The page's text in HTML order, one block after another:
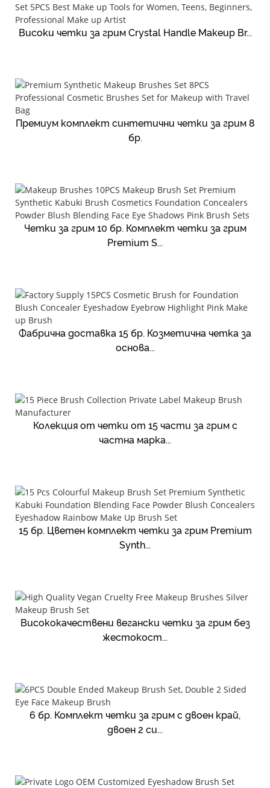
Високи четки за грим Crystal Handle Makeup Br...
Премиум комплект синтетични четки за грим 8
бр.
Четки за грим 10 бр. Комплект четки за грим
Premium S...
Фабрична доставка 15 бр. Козметична четка за
основа...
Колекция от четки от 15 части за грим с
частна марка...
15 бр. Цветен комплект четки за грим Premium
Synth...
Висококачествени вегански четки за грим без
жестокост...
6 бр. Комплект четки за грим с двоен край,
двоен 2 си...